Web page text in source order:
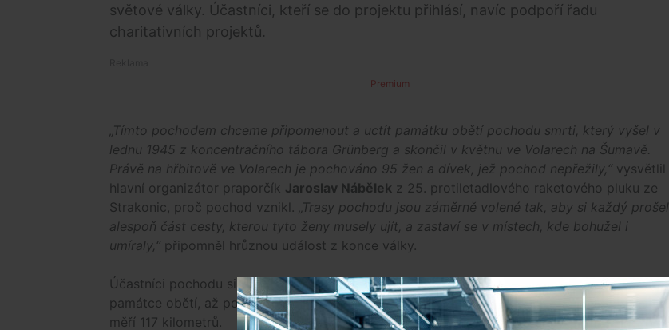
světové války. Účastníci, kteří se do projektu přihlásí, navíc podpoří řadu
charitativních projektů.
Premium
„Tímto pochodem chceme připomenout a uctít památku obětí pochodu smrti, který vyšel v
lednu 1945 z koncentračního tábora Grünberg a skončil v květnu ve Volarech na Šumavě.
Právě na hřbitově ve Volarech je pochováno 95 žen a dívek, jež pochod nepřežily,“ vysvětlil
hlavní organizátor praporčík Jaroslav Nábělek z 25. protiletadlového raketového pluku ze
Strakonic, proč pochod vznikl.
„Trasy pochodu jsou záměrně volené tak, aby si každý prošel
alespoň část cesty, kterou tyto ženy musely ujít, a zastaví se v místech, kde bohužel i
umíraly,“ připomněl hrůznou událost z konce války.
Účastníci pochodu si mohou vybrat z několika tras – od krátké, symbolicky věnované
památce obětí, až po náročné výšlapy vedoucí přes nejvyšší vrcholy Šumavy. Nejdelší trasa
měří 117 kilometrů.